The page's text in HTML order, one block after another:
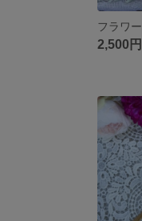
フラワ
2,500円